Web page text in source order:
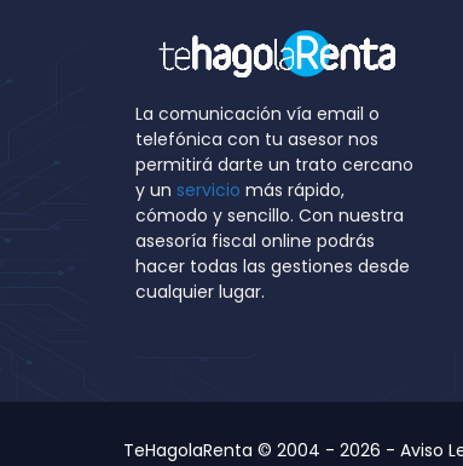
La comunicación vía email o
telefónica con tu asesor nos
permitirá darte un trato cercano
y un servicio más rápido,
cómodo y sencillo. Con nuestra
asesoría fiscal online podrás
hacer todas las gestiones desde
cualquier lugar.
TeHagolaRenta © 2004 - 2026 - Aviso